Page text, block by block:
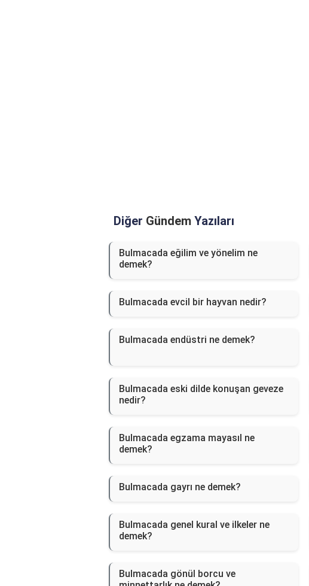
Diğer Gündem Yazıları
Bulmacada eğilim ve yönelim ne
demek?
Bulmacada evcil bir hayvan nedir?
Bulmacada endüstri ne demek?
Bulmacada eski dilde konuşan geveze
nedir?
Bulmacada egzama mayasıl ne
demek?
Bulmacada gayrı ne demek?
Bulmacada genel kural ve ilkeler ne
demek?
Bulmacada gönül borcu ve